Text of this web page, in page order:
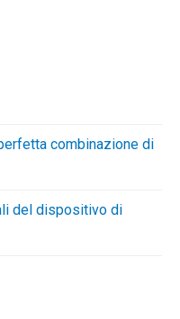
combinazione di
del dispositivo di